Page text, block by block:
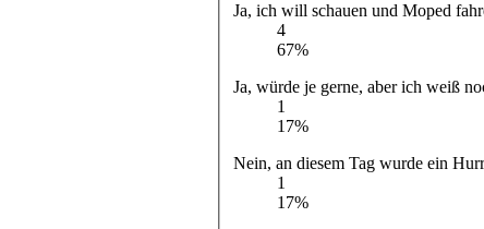
Ja, ich will schauen und Moped
4
67%
Ja, würde je
1
17%
Nein, an diesem Tag wurde ein
1
17%